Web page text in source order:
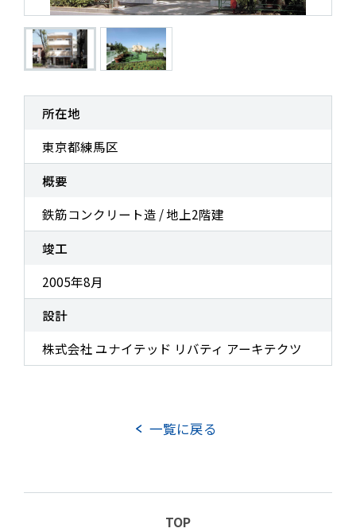
TOP
お知らせ
事業案内
実績紹介
企業情報
企業理念 会社概要
役員紹介
協力会社向けサイト(PW必須）
所在地
東京都練馬区
概要
鉄筋コンクリート造 / 地上2階建
竣工
2005年8月
設計
株式会社 ユナイテッド リバティ アーキテクツ
一覧に戻る
TOP